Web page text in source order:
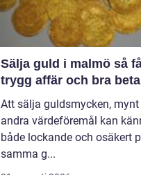
Sälja guld i malmö så får du
trygg affär och bra
Att sälja guldsmycken, mynt
andra värdeföremål kan
både lockande och osäkert
samma g...